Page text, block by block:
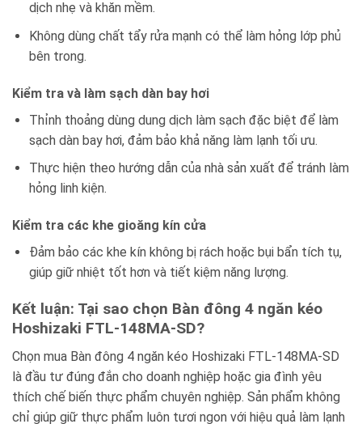
dịch nhẹ và khăn mềm.
Không dùng chất tẩy rửa mạnh có thể làm hỏng lớp phủ
bên trong.
Kiểm tra và làm sạch dàn bay hơi
Thỉnh thoảng dùng dung dịch làm sạch đặc biệt để làm
sạch dàn bay hơi, đảm bảo khả năng làm lạnh tối ưu.
Thực hiện theo hướng dẫn của nhà sản xuất để tránh làm
hỏng linh kiện.
Kiểm tra các khe gioăng kín cửa
Đảm bảo các khe kín không bị rách hoặc bụi bẩn tích tụ,
giúp giữ nhiệt tốt hơn và tiết kiệm năng lượng.
Kết luận: Tại sao chọn Bàn đông 4 ngăn kéo
Hoshizaki FTL-148MA-SD?
Chọn mua Bàn đông 4 ngăn kéo Hoshizaki FTL-148MA-SD
là đầu tư đúng đắn cho doanh nghiệp hoặc gia đình yêu
thích chế biến thực phẩm chuyên nghiệp. Sản phẩm không
chỉ giúp giữ thực phẩm luôn tươi ngon với hiệu quả làm lạnh